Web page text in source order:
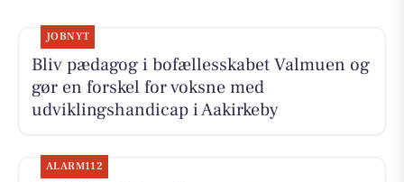
JOBNYT
Bliv pædagog i bofællesskabet Valmuen og
gør en forskel for voksne med
udviklingshandicap i Aakirkeby
ALARM112